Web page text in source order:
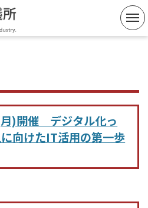
月)開催 デジタル化っ
向けたIT活用の第一歩